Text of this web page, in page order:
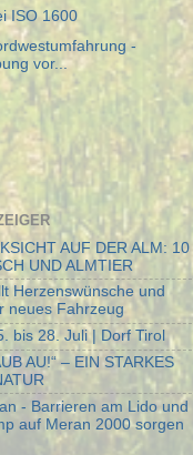
ISO 1600
-
vor...
AUF DER ALM: 10
UND ALMTIER
Herzenswünsche und
neues Fahrzeug
bis 28. Juli | Dorf Tirol
AU!“ – EIN STARKES
- Barrieren am Lido und
auf Meran 2000 sorgen